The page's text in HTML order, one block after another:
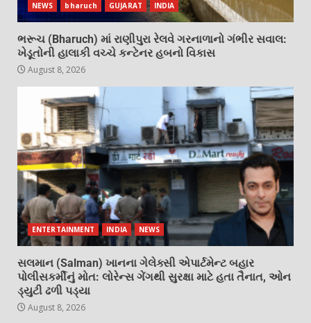
NEWS bharuch GUJARAT INDIA
ભરૂચ (Bharuch) માં રાણીપુરા રેલવે ગરનાળાનો ગંભીર સવાલ:
ખેડૂતોની હાલાકી વચ્ચે કન્ટેનર હબનો વિકાસ
August 8, 2026
ENTERTAINMENT INDIA NEWS
સલમાન (Salman) ખાનના ગેલેક્સી એપાર્ટમેન્ટ બહાર
પોલીસકર્મીનું મોત: લોરેન્સ ગેંગથી સુરક્ષા માટે હતા તૈનાત, ઓન
ડ્યુટી ઢળી પડ્યા
August 8, 2026